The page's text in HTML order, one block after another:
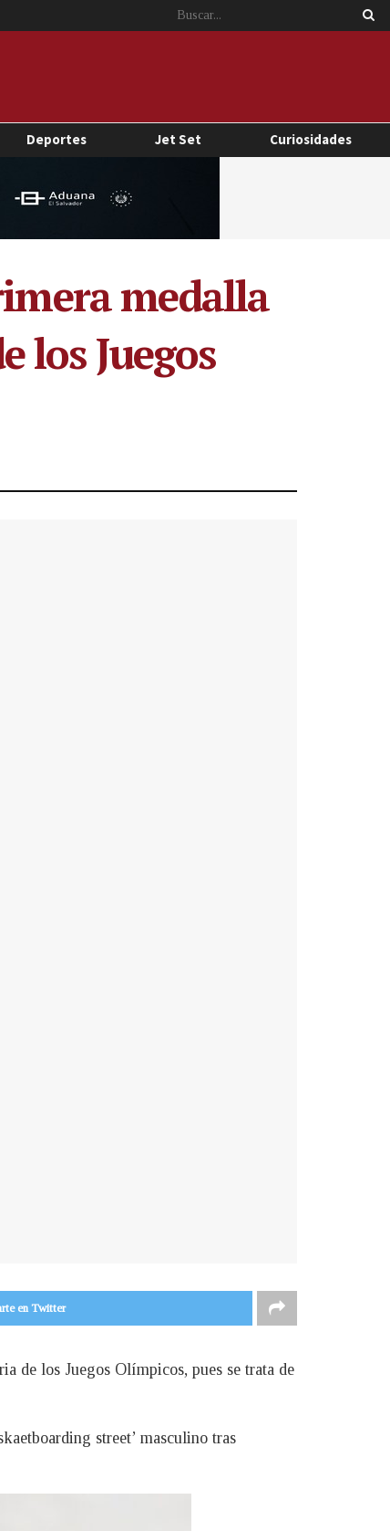
Deportes Jet Set Curiosidades
medalla
los Juegos
en Twitter
de los Juegos Olímpicos, pues se trata de
street’ masculino tras